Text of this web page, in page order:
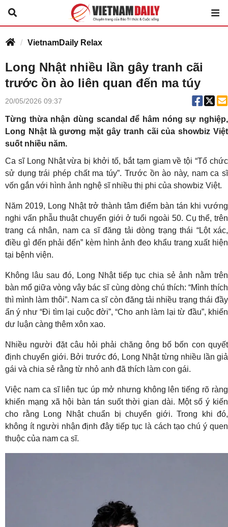
VietnamDaily Relax
Long Nhật nhiều lần gây tranh cãi
trước ồn ào liên quan đến ma túy
20/05/2026 09:37
Từng thừa nhận dùng scandal để hâm nóng sự nghiệp,
Long Nhật là gương mặt gây tranh cãi của showbiz Việt
suốt nhiều năm.
Ca sĩ Long Nhật vừa bị khởi tố, bắt tạm giam về tội “Tổ chức
sử dụng trái phép chất ma túy”. Trước ồn ào này, nam ca sĩ
vốn gắn với hình ảnh nghệ sĩ nhiều thị phi của showbiz Việt.
Năm 2019, Long Nhật trở thành tâm điểm bàn tán khi vướng
nghi vấn phẫu thuật chuyển giới ở tuổi ngoài 50. Cụ thể, trên
trang cá nhân, nam ca sĩ đăng tải dòng trạng thái “Lột xác,
điều gì đến phải đến” kèm hình ảnh đeo khẩu trang xuất hiện
tại bệnh viện.
Không lâu sau đó, Long Nhật tiếp tục chia sẻ ảnh nằm trên
bàn mổ giữa vòng vây bác sĩ cùng dòng chú thích: “Mình thích
thì mình làm thôi”. Nam ca sĩ còn đăng tải nhiều trạng thái đầy
ẩn ý như “Đi tìm lại cuộc đời”, “Cho anh làm lại từ đầu”, khiến
dư luận càng thêm xôn xao.
Nhiều người đặt câu hỏi phải chăng ông bố bốn con quyết
định chuyển giới. Bởi trước đó, Long Nhật từng nhiều lần giả
gái và chia sẻ rằng từ nhỏ anh đã thích làm con gái.
Việc nam ca sĩ liên tục úp mở nhưng không lên tiếng rõ ràng
khiến mạng xã hội bàn tán suốt thời gian dài. Một số ý kiến
cho rằng Long Nhật chuẩn bị chuyển giới. Trong khi đó,
không ít người nhận định đây tiếp tục là cách tạo chú ý quen
thuộc của nam ca sĩ.